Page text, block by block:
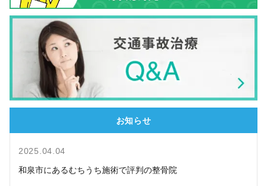
お知らせ
2025.04.04
和泉市にあるむちうち施術で評判の整骨院